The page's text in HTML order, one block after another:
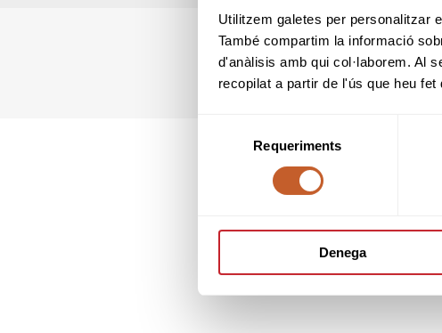
Utilitzem galetes per personalitzar
També compartim la informació
d'anàlisis amb qui col·laborem. Al
recopilat a partir de l'ús que heu
consentiment
Requeriments
Denega